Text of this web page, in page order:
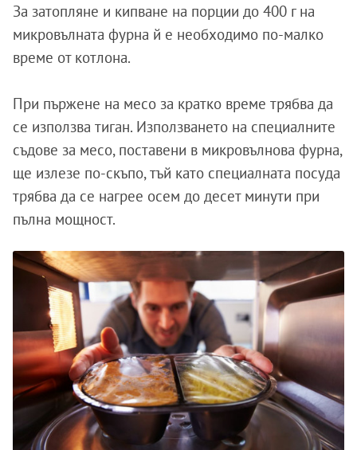
За затопляне и кипване на порции до 400 г на
микровълната фурна й е необходимо по-малко
време от котлона.
При пържене на месо за кратко време трябва да
се използва тиган. Използването на специалните
съдове за месо, поставени в микровълнова фурна,
ще излезе по-скъпо, тъй като специалната посуда
трябва да се нагрее осем до десет минути при
пълна мощност.